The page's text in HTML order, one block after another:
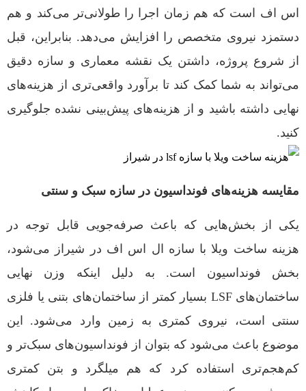
اس اف است که هم زمان اجرا را طولانی‌تر می‌کند و هم
دستمزد نیروی متخصص را افزایش می‌دهد. بنابراین، قبل
از شروع پروژه، داشتن یک نقشه معماری و سازه دقیق
می‌تواند به شما کمک کند تا برآورد واقعی‌تری از هزینه‌های
نهایی داشته باشید و از هزینه‌های پیش‌بینی نشده جلوگیری
کنید.
مقایسه هزینه‌های فونداسیون در سازه سبک و سنتی
یکی از بخش‌هایی که باعث صرفه‌جویی قابل توجه در
هزینه ساخت ویلا با سازه ال اس اف در شیراز می‌شود،
بخش فونداسیون است. به دلیل اینکه وزن نهایی
ساختمان‌های LSF بسیار کمتر از ساختمان‌های بتنی یا فلزی
سنتی است، نیروی کمتری به زمین وارد می‌شود. این
موضوع باعث می‌شود که بتوان از فونداسیون‌های سبک‌تر و
کم‌هجم‌تری استفاده کرد که هم میلگرد و بتن کمتری